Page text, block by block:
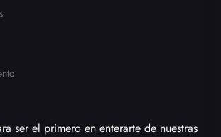
ser el primero en enterarte de nuestras